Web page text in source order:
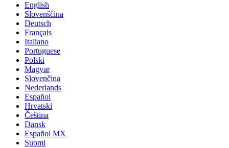
English
Slovenščina
Deutsch
Français
Italiano
Portuguese
Polski
Magyar
Slovenčina
Nederlands
Español
Hrvatski
Čeština
Dansk
Español MX
Suomi